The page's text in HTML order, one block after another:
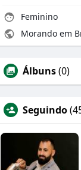
Feminino
Morando em
Álbuns(0)
Seguindo